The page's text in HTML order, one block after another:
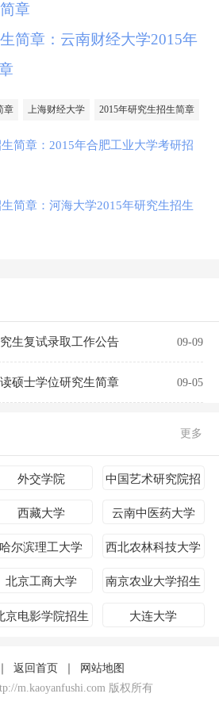
章
简章：云南财经大学2015年
章 上海财经大学 2015年研究生招生简章
简章：2015年合肥工业大学考研招
简章：河海大学2015年研究生招生
生复试录取工作公告 09-09
硕士学位研究生简章 09-05
更多
外交学院
中国艺术研究院招
西藏大学 云南中医药大学
哈尔滨理工大学 西北农林科技大学
北京工商大学
南京农业大学招生
京电影学院招生
大连大学
｜ 返回首页 ｜
网站地图
m.kaoyanfushi.com 版权所有